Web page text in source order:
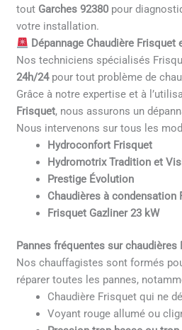
tout Garches 92380 pour
votre installation.
Dépannage Chaudière Frisquet
Nos techniciens spécialisés
24h/24pour tout problème de
Grâce à notre expertise et à
Frisquet, nous assurons un
Nous intervenons sur tous les
Hydroconfort Frisquet
Hydromotrix Tradition et
Prestige Évolution
Chaudières à condensation
Frisquet Gazliner 23 kW
Pannes fréquentes sur chaudières
Nos chauffagistes sont formés
réparer toutes les pannes,
Chaudière Frisquet qui ne
Voyant rouge allumé ou